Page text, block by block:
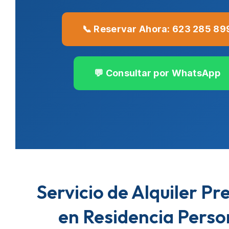
📞 Reservar Ahora: 623 285
💬 Consultar por WhatsApp
Servicio de Alquiler
en Residencia